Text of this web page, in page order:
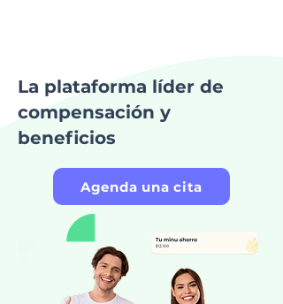
La plataforma líder de
compensación y
beneficios
Agenda una cita